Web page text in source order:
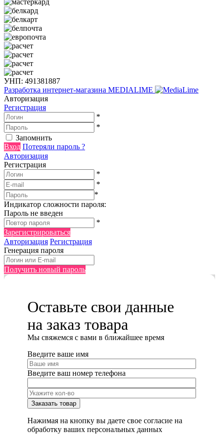
УНП: 491381887
Разработка интернет-магазина MEDIALIME
Авторизация
Регистрация
*
*
Запомнить
Вход Потеряли пароль ?
Авторизация
Регистрация
*
*
*
Индикатор сложности пароля:
Пароль не введен
*
Зарегистрироваться
Авторизация Регистрация
Генерация пароля
Получить новый пароль
Оставьте свои данные
на заказ товара
Мы cвяжемся с вами в ближайшее время
Введите ваше имя
Введите ваш номер телефона
Нажимая на кнопку вы даете свое согласие на
обработку ваших персональных данных